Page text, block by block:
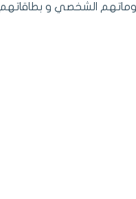
الشخصي و بطاقاتهم